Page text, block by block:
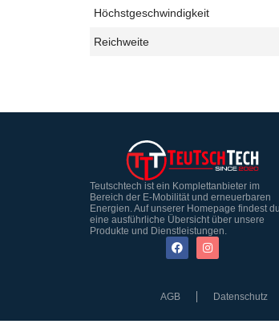
Höchstgeschwindigkeit
Reichweite
Teutschtech ist ein Komplettanbieter im
Bereich der E-Mobilität und erneuerbaren
Energien. Auf unserer Homepage findest du
eine ausführliche Übersicht über unsere
Produkte und Dienstleistungen.
AGB Datenschutz